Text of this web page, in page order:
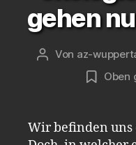
gehen
Beitragsautor
Von az-
Oben
Wir befinden